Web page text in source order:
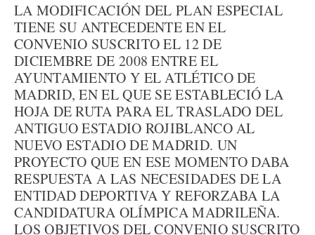
LA MODIFICACIÓN DEL PLAN ESPECIAL
TIENE SU ANTECEDENTE EN EL
CONVENIO SUSCRITO EL 12 DE
DICIEMBRE DE 2008 ENTRE EL
AYUNTAMIENTO Y EL ATLÉTICO DE
MADRID, EN EL QUE SE ESTABLECIÓ LA
HOJA DE RUTA PARA EL TRASLADO DEL
ANTIGUO ESTADIO ROJIBLANCO AL
NUEVO ESTADIO DE MADRID. UN
PROYECTO QUE EN ESE MOMENTO DABA
RESPUESTA A LAS NECESIDADES DE LA
ENTIDAD DEPORTIVA Y REFORZABA LA
CANDIDATURA OLÍMPICA MADRILEÑA.
LOS OBJETIVOS DEL CONVENIO SUSCRITO